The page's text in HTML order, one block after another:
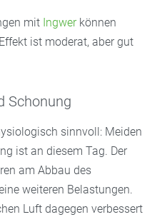
mit Ingwerkönnen
ist moderat, aber gut
Schonung
sinnvoll: Meiden
ist an diesem Tag. Der
am Abbau des
weiteren Belastungen.
Luft dagegen verbessert